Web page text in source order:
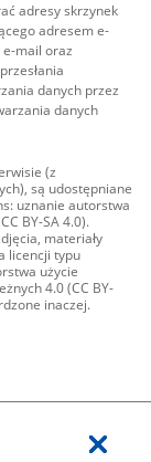
adresy skrzynek
adresem e-
mail oraz
danych przez
danych
(z
są udostępniane
uznanie autorstwa
BY-SA 4.0).
materiały
licencji typu
użycie
4.0 (CC BY-
inaczej.